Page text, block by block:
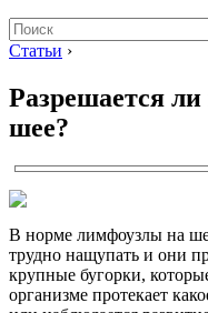
Статьи ›
Разрешается
шее?
В норме лимфоузлы на
трудно нащупать и они
крупные бугорки,
организме протекает